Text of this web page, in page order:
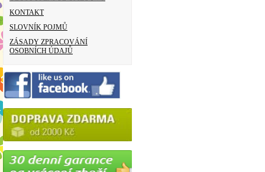
KONTAKT
SLOVNÍK POJMŮ
ZÁSADY ZPRACOVÁNÍ
OSOBNÍCH ÚDAJŮ